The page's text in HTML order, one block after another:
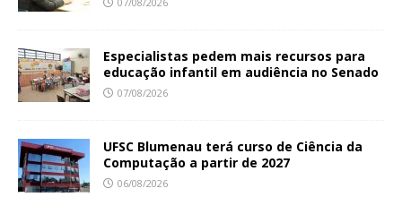
Especialistas pedem mais recursos para
educação infantil em audiência no Senado
07/08/2026
UFSC Blumenau terá curso de Ciência da
Computação a partir de 2027
06/08/2026